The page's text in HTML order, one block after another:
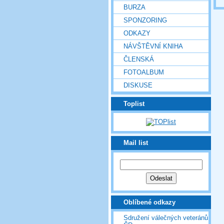
BURZA
SPONZORING
ODKAZY
NÁVŠTĚVNÍ KNIHA
ČLENSKÁ
FOTOALBUM
DISKUSE
Toplist
Mail list
Oblíbené odkazy
Sdružení válečných veteránů